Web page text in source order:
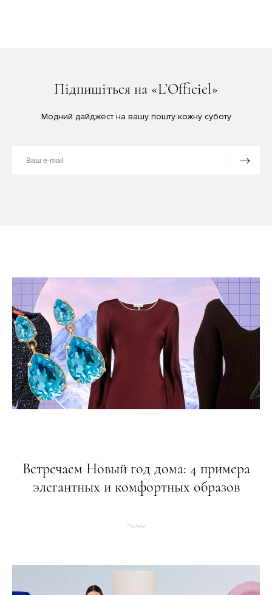
Підпишіться на «L’Officiel»
Модний дайджест на вашу пошту кожну суботу
Встречаем Новый год дома: 4 примера
элегантных и комфортных образов